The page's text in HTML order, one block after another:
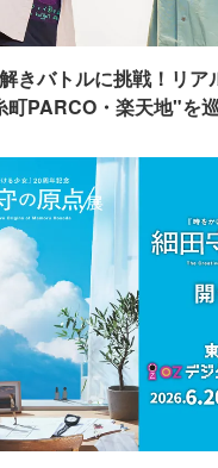
きバトルに挑戦！リア
PARCO・楽天地"を